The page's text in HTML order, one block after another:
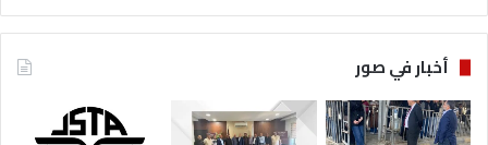
أخبار في صور